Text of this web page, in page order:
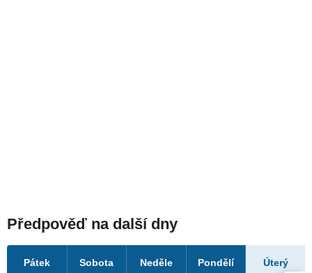
Předpověď na další dny
Pátek Sobota Neděle Pondělí Úterý